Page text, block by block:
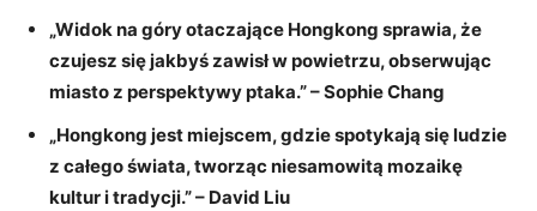
„Widok na góry otaczające Hongkong sprawia, że
czujesz się ‍jakbyś zawisł⁤ w powietrzu, obserwując
miasto z perspektywy⁢ ptaka.”‍ – Sophie ‌Chang
„Hongkong​ jest miejscem,​ gdzie spotykają się ludzie
z całego świata, tworząc niesamowitą mozaikę
kultur i tradycji.” – ‍David​ Liu